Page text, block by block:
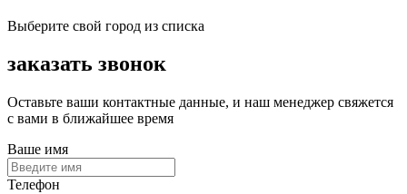
Выберите свой город из списка
заказать звонок
Оставьте ваши контактные данные, и наш менеджер свяжется
с вами в ближайшее время
Ваше имя
Телефон